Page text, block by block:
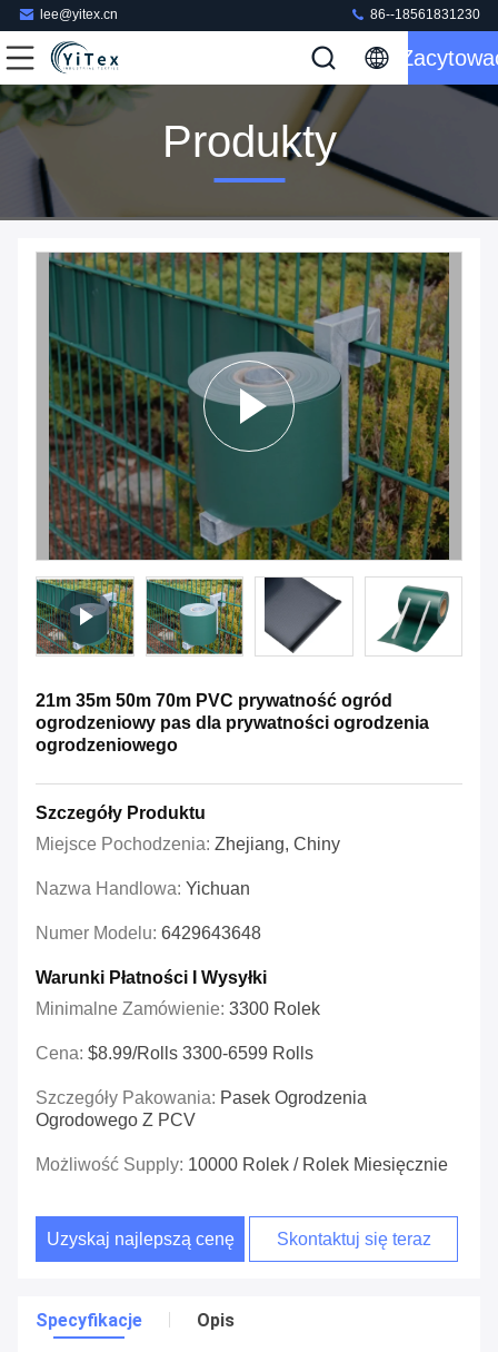
lee@yitex.cn 86--18561831230
Produkty
21m 35m 50m 70m PVC prywatność ogród
ogrodzeniowy pas dla prywatności ogrodzenia
ogrodzeniowego
Szczegóły Produktu
Miejsce Pochodzenia: Zhejiang, Chiny
Nazwa Handlowa: Yichuan
Numer Modelu: 6429643648
Warunki Płatności I Wysyłki
Minimalne Zamówienie: 3300 Rolek
Cena: $8.99/rolls 3300-6599 Rolls
Szczegóły Pakowania: Pasek Ogrodzenia
Ogrodowego Z PCV
Możliwość Supply: 10000 Rolek / Rolek Miesięcznie
Uzyskaj najlepszą cenę Skontaktuj się teraz
Specyfikacje Opis